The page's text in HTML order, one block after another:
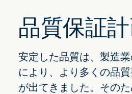
品質保証
安定した品質は、製造
により、より多くの品
が出てきました。その